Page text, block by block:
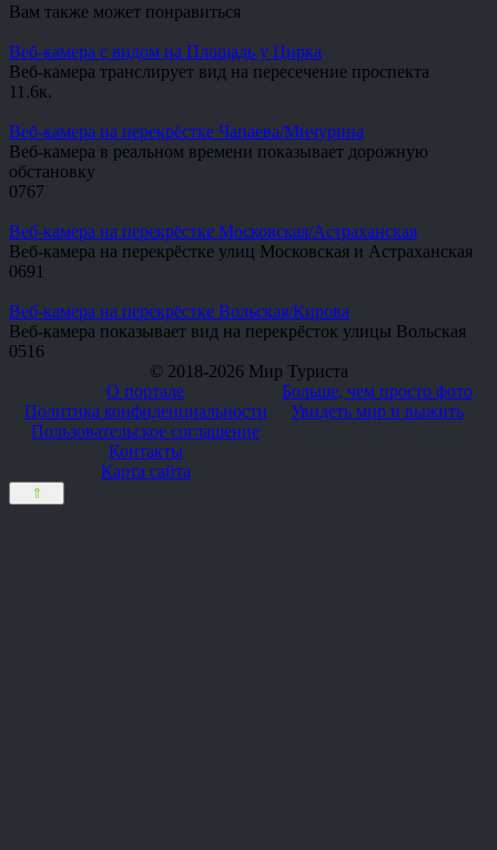
Вам также может понравиться
Веб-камера с видом на Площадь у Цирка
Веб-камера транслирует вид на пересечение проспекта
1 1.6к.
Веб-камера на перекрёстке Чапаева/Мичурина
Веб-камера в реальном времени показывает дорожную
обстановку
0767
Веб-камера на перекрёстке Московская/Астраханская
Веб-камера на перекрёстке улиц Московская и Астраханская
0691
Веб-камера на перекрёстке Вольская/Кирова
Веб-камера показывает вид на перекрёсток улицы Вольская
0516
© 2018-2026 Мир Туриста
О портале
Политика конфиденциальности
Пользовательское соглашение
Контакты
Карта сайта
Больше, чем просто фото
Увидеть мир и выжить